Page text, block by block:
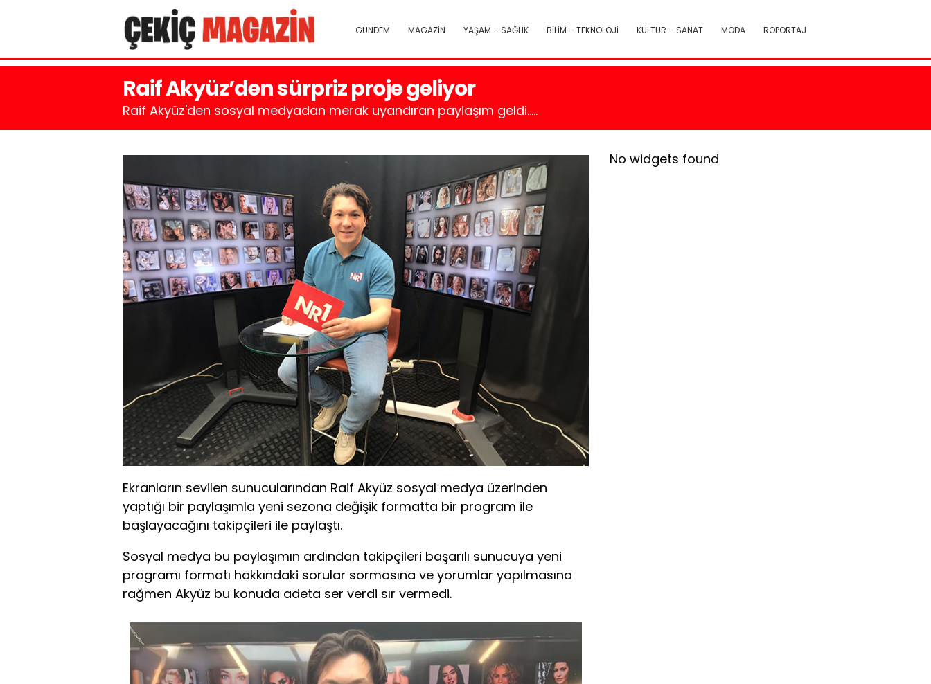
GÜNDEM MAGAZİN YAŞAM – SAĞLIK BİLİM – TEKNOLOJİ KÜLTÜR – SANAT MODA RÖPORTAJ
Raif Akyüz’den sürpriz proje geliyor
Raif Akyüz'den sosyal medyadan merak uyandıran paylaşım geldi.....
Ekranların sevilen sunucularından Raif Akyüz sosyal medya üzerinden
yaptığı bir paylaşımla yeni sezona değişik formatta bir program ile
başlayacağını takipçileri ile paylaştı.
Sosyal medya bu paylaşımın ardından takipçileri başarılı sunucuya yeni
programı formatı hakkındaki sorular sormasına ve yorumlar yapılmasına
rağmen Akyüz bu konuda adeta ser verdi sır vermedi.
No widgets found